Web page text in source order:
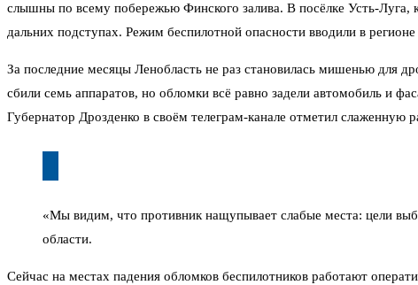
слышны по всему побережью Финского залива. В посёлке Усть-Луга,
дальних подступах. Режим беспилотной опасности вводили в
За последние месяцы Ленобласть не раз становилась мишенью для
сбили семь аппаратов, но обломки всё равно задели автомобиль и
Губернатор Дрозденко в своём телеграм-канале отметил
«Мы видим, что противник нащупывает слабые места: цели
области.
Сейчас на местах падения обломков беспилотников работают